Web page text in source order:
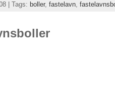
| Tags: boller, fastelavn,